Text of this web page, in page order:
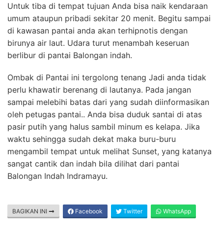
Untuk tiba di tempat tujuan Anda bisa naik kendaraan
umum ataupun pribadi sekitar 20 menit. Begitu sampai
di kawasan pantai anda akan terhipnotis dengan
birunya air laut. Udara turut menambah keseruan
berlibur di pantai Balongan indah.
Ombak di Pantai ini tergolong tenang Jadi anda tidak
perlu khawatir berenang di lautanya. Pada jangan
sampai melebihi batas dari yang sudah diinformasikan
oleh petugas pantai.. Anda bisa duduk santai di atas
pasir putih yang halus sambil minum es kelapa. Jika
waktu sehingga sudah dekat maka buru-buru
mengambil tempat untuk melihat Sunset, yang katanya
sangat cantik dan indah bila dilihat dari pantai
Balongan Indah Indramayu.
BAGIKAN INI Facebook Twitter WhatsApp